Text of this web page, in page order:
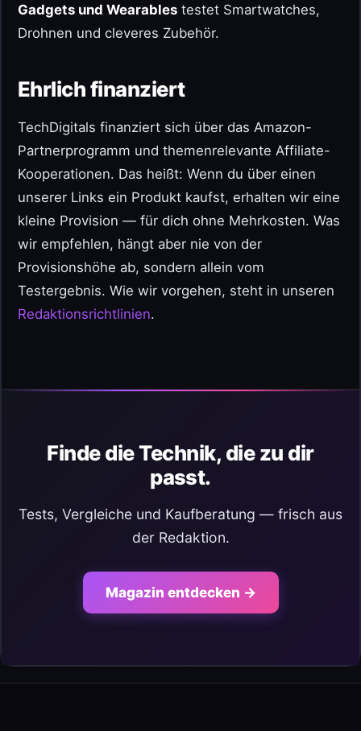
Gadgets und Wearables testet Smartwatches,
Drohnen und cleveres Zubehör.
Ehrlich finanziert
TechDigitals finanziert sich über das Amazon-
Partnerprogramm und themenrelevante Affiliate-
Kooperationen. Das heißt: Wenn du über einen
unserer Links ein Produkt kaufst, erhalten wir eine
kleine Provision — für dich ohne Mehrkosten. Was
wir empfehlen, hängt aber nie von der
Provisionshöhe ab, sondern allein vom
Testergebnis. Wie wir vorgehen, steht in unseren
Redaktionsrichtlinien.
Finde die Technik, die zu dir
passt.
Tests, Vergleiche und Kaufberatung — frisch aus
der Redaktion.
Magazin entdecken →